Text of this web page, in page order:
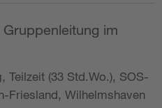
im
Teilzeit (33 Std.Wo.), SOS-
Friesland, Wilhelmshaven